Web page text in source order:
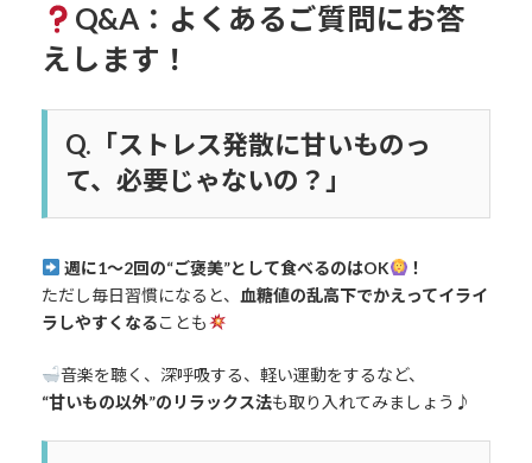
Q&A：よくあるご質問にお答
えします！
Q.「ストレス発散に甘いものっ
て、必要じゃないの？」
週に1〜2回の“ご褒美”として食べるのはOK
！
ただし毎日習慣になると、
血糖値の乱高下でかえってイライ
ラしやすくなることも
音楽を聴く、深呼吸する、軽い運動をするなど、
“甘いもの以外”のリラックス法も取り入れてみましょう♪